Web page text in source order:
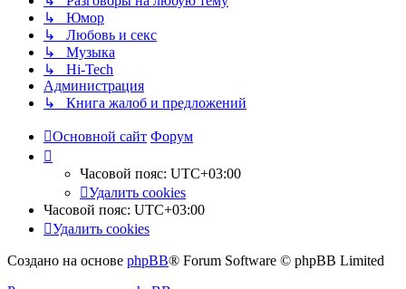
↳ Юмор
↳ Любовь и секс
↳ Музыка
↳ Hi-Tech
Администрация
↳ Книга жалоб и предложений
Основной сайт Форум
Часовой пояс: UTC+03:00
Удалить cookies
Часовой пояс: UTC+03:00
Удалить cookies
Создано на основе phpBB® Forum Software © phpBB Limited